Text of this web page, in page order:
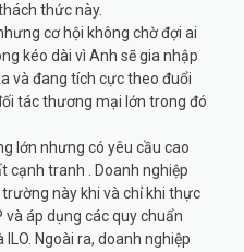
thức này.
cơ hội không chờ đợi ai
kéo dài vì Anh sẽ gia nhập
và đang tích cực theo đuổi
tác thương mại lớn trong đó
lớn nhưng có yêu cầu cao
cạnh tranh . Doanh nghiệp
này khi và chỉ khi thực
và áp dụng các quy chuẩn
Ngoài ra, doanh nghiệp